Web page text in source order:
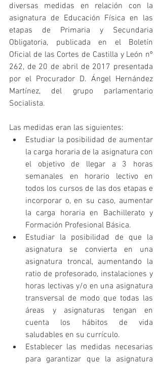
diversas medidas en relación con la
asignatura de Educación Física en las
etapas de Primaria y Secundaria
Obligatoria, publicada en el Boletín
Oficial de las Cortes de Castilla y León nº
262, de 20 de abril de 2017 presentada
por el Procurador D. Ángel Hernández
Martínez, del grupo parlamentario
Socialista.
Las medidas eran las siguientes:
Estudiar la posibilidad de aumentar
la carga horaria de la asignatura con
el objetivo de llegar a 3 horas
semanales en horario lectivo en
todos los cursos de las dos etapas e
incorporar o, en su caso, aumentar
la carga horaria en Bachillerato y
Formación Profesional Básica.
Estudiar la posibilidad de que la
asignatura se convierta en una
asignatura troncal, aumentando la
ratio de profesorado, instalaciones y
horas lectivas y/o en una asignatura
transversal de modo que todas las
áreas y asignaturas tengan en
cuenta los hábitos de vida
saludables en su currículo.
Establecer las medidas necesarias
para garantizar que la asignatura